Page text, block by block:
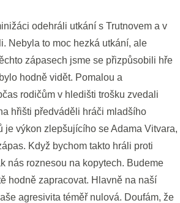
odehráli utkání s Trutnovem a v
Nebyla to moc hezká utkání, ale
zápasech jsme se přizpůsobili hře
hodně vidět. Pomalou a
rodičům v hledišti trošku zvedali
hřišti předváděli hráči mladšího
je výkon zlepšujícího se Adama Vitvara,
Když bychom takto hráli proti
nás roznesou na kopytech. Budeme
hodně zapracovat. Hlavně na naší
agresivita téměř nulová. Doufám, že